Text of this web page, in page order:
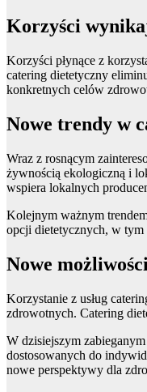
Korzyści
Korzyści płynące z
catering dietetyczny
konkretnych celów
Nowe trendy w
Wraz z rosnącym
żywnością ekologiczną i
wspiera lokalnych
Kolejnym ważnym
opcji dietetycznych, w tym
Nowe
Korzystanie z usług
zdrowotnych. Catering
W dzisiejszym
dostosowanych do
nowe perspektywy dla